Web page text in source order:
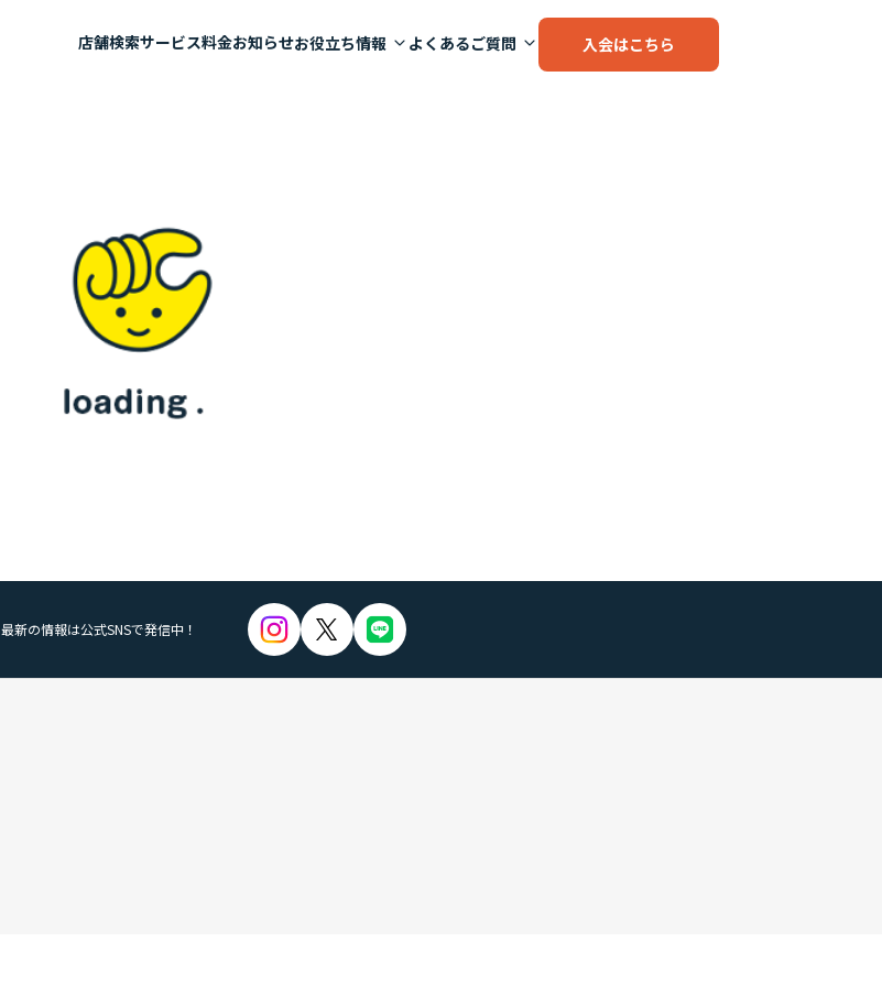
店舗検索サービス料金お知らせお役立ち情報 よくあるご質問 入会はこちら
最新の情報は公式SNSで発信中！